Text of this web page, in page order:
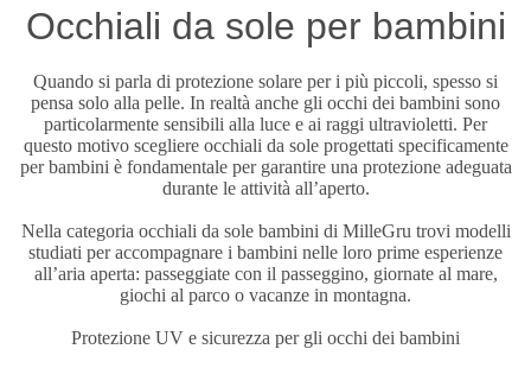
Occhiali da sole per bambini
Quando si parla di protezione solare per i più piccoli, spesso si
pensa solo alla pelle. In realtà anche gli occhi dei bambini sono
particolarmente sensibili alla luce e ai raggi ultravioletti. Per
questo motivo scegliere occhiali da sole progettati specificamente
per bambini è fondamentale per garantire una protezione adeguata
durante le attività all’aperto.
Nella categoria occhiali da sole bambini di MilleGru trovi modelli
studiati per accompagnare i bambini nelle loro prime esperienze
all’aria aperta: passeggiate con il passeggino, giornate al mare,
giochi al parco o vacanze in montagna.
Protezione UV e sicurezza per gli occhi dei bambini